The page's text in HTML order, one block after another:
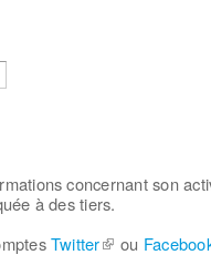
concernant son
à des tiers.
Twitter(le lien est
ou